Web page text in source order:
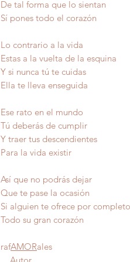
De tal forma que lo sientan
Sí pones todo el corazón
Lo contrario a la vida
Estas a la vuelta de la esquina
Y si nunca tú te cuidas
Ella te lleva enseguida
Ese rato en el mundo
Tú deberás de cumplir
Y traer tus descendientes
Para la vida existir
Así que no podrás dejar
Que te pase la ocasión
Si alguien te ofrece por
Todo su gran
rafAMORales